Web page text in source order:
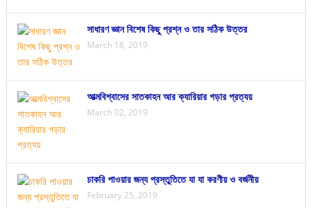
সাধারণ জ্ঞান বিশেষ কিছু প্রশ্ন ও তার সঠিক উত্তর
March 18, 2019
আত্মবিশ্বাসের সাতকাহন আর ক্যারিয়ার গড়ার প্রত্যয়
March 02, 2019
চাকরি পাওয়ার জন্য প্রস্তুতিতে যা যা করণীয় ও বর্জনীয়
February 25, 2019